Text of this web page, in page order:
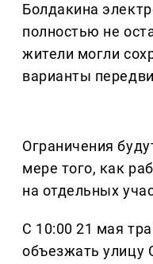
Болдакина
полностью не
жители могли
варианты
Ограничения
мере того, как
на отдельных
С 10:00 21 мая
объезжать улицу